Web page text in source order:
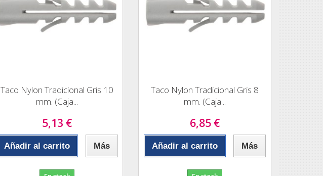
Taco Nylon Tradicional Gris 10
mm. (Caja...
5,13 €
Añadir al carrito Más
Taco Nylon Tradicional Gris 8
mm. (Caja...
6,85 €
Añadir al carrito Más